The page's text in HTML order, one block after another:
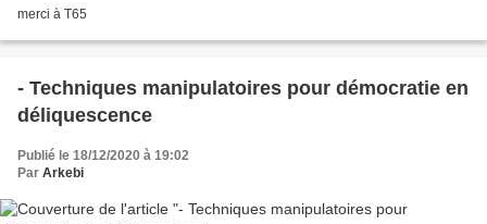
merci à T65
- Techniques manipulatoires pour démocratie en
déliquescence
Publié le 18/12/2020 à 19:02
Par Arkebi